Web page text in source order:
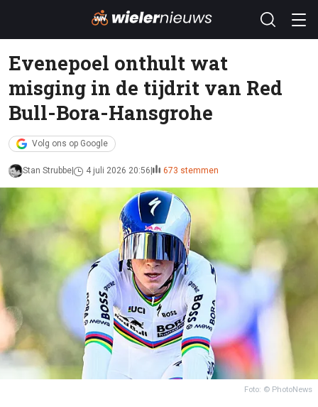
Evenepoel onthult wat
misging in de tijdrit van Red
Bull-Bora-Hansgrohe
Volg ons op Google
Stan Strubbe 4 juli 2026 20:56 673 stemmen
Foto: © PhotoNews